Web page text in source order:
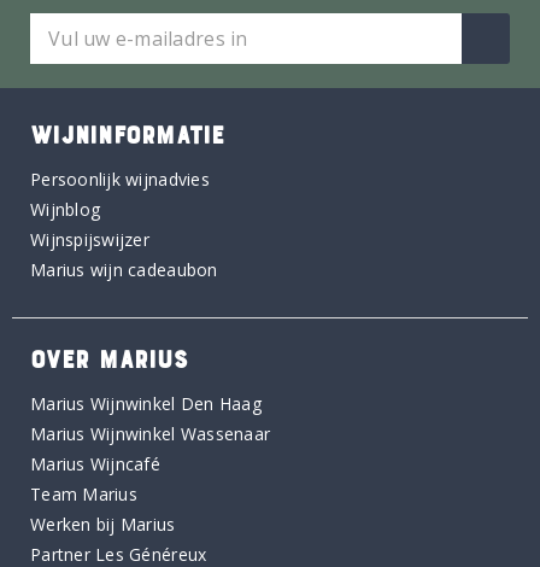
WIJNINFORMATIE
Persoonlijk wijnadvies
Wijnblog
Wijnspijswijzer
Marius wijn cadeaubon
OVER MARIUS
Marius Wijnwinkel Den Haag
Marius Wijnwinkel Wassenaar
Marius Wijncafé
Team Marius
Werken bij Marius
Partner Les Généreux